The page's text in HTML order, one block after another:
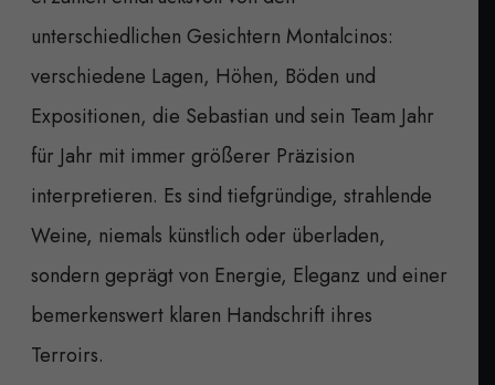
unterschiedlichen Gesichtern Montalcinos:
verschiedene Lagen, Höhen, Böden und
Expositionen, die Sebastian und sein Team Jahr
für Jahr mit immer größerer Präzision
interpretieren. Es sind tiefgründige, strahlende
Weine, niemals künstlich oder überladen,
sondern geprägt von Energie, Eleganz und einer
bemerkenswert klaren Handschrift ihres
Terroirs.